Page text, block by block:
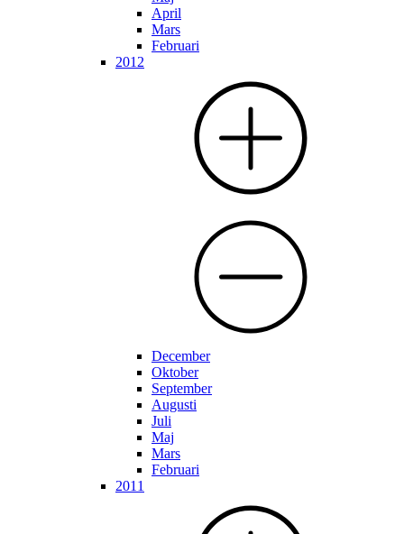
April
Mars
Februari
2012
December
Oktober
September
Augusti
Juli
Maj
Mars
Februari
2011